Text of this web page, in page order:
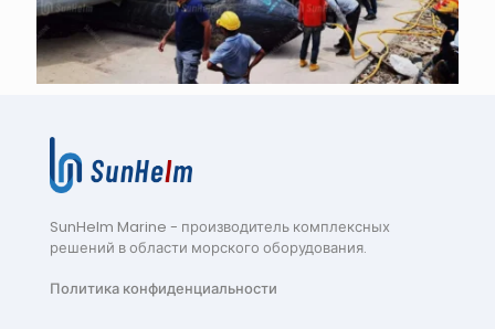
SunHelm Marine - производитель комплексных
решений в области морского оборудования.
Политика конфиденциальности